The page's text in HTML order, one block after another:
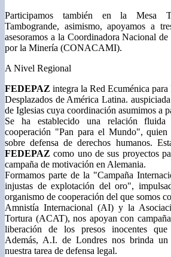
Participamos también en la Mesa
Tambogrande, asimismo, apoyamos a
asesoramos a la Coordinadora Nacional
por la Minería (CONACAMI).
A Nivel Regional
FEDEPAZ integra la Red Ecuménica
Desplazados de América Latina.
de Iglesias cuya coordinación asumimos a
Se ha establecido una relación
cooperación "Pan para el Mundo", quien
sobre defensa de derechos humanos.
FEDEPAZ como uno de sus proyectos
campaña de motivación en Alemania.
Formamos parte de la "Campaña
injustas de explotación del oro",
organismo de cooperación del que somos
Amnistía Internacional (AI) y la
Tortura (ACAT), nos apoyan con
liberación de los presos inocentes que
Además, A.I. de Londres nos brinda un
nuestra tarea de defensa legal.